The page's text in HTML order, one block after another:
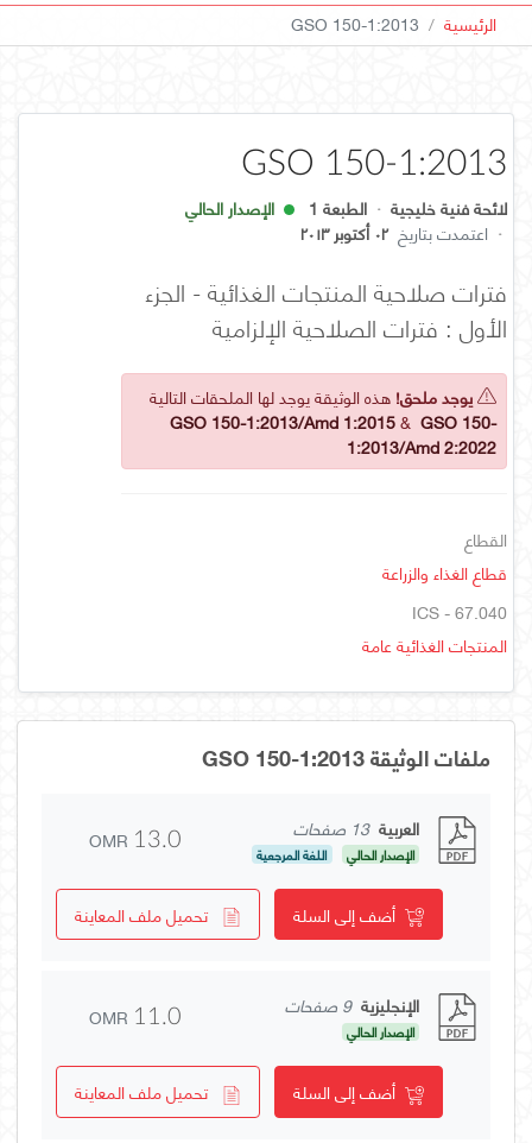
الرئيسية GSO 150-1:2013
GSO 150-1:2013
لائحة فنية خليجية · الطبعة 1
الإصدار الحالي
· اعتمدت بتاريخ ٠٢ أكتوبر ٢٠١٣
فترات صلاحية المنتجات الغذائية - الجزء
الأول : فترات الصلاحية الإلزامية
يوجد ملحق! هذه الوثيقة يوجد لها الملحقات التالية
GSO 150-1:2013/Amd 1:2015& GSO 150-
1:2013/Amd 2:2022
القطاع
قطاع الغذاء والزراعة
ICS - 67.040
المنتجات الغذائية عامة
ملفات الوثيقة GSO 150-1:2013
العربية 13 صفحات
الإصدار الحالي اللغة المرجعية OMR 13.0
أضف إلى السلة تحميل ملف المعاينة
الإنجليزية 9 صفحات
الإصدار الحالي OMR 11.0
أضف إلى السلة تحميل ملف المعاينة